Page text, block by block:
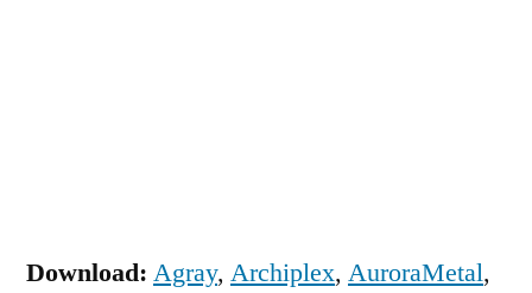
Download: Agray, Archiplex, AuroraMetal,